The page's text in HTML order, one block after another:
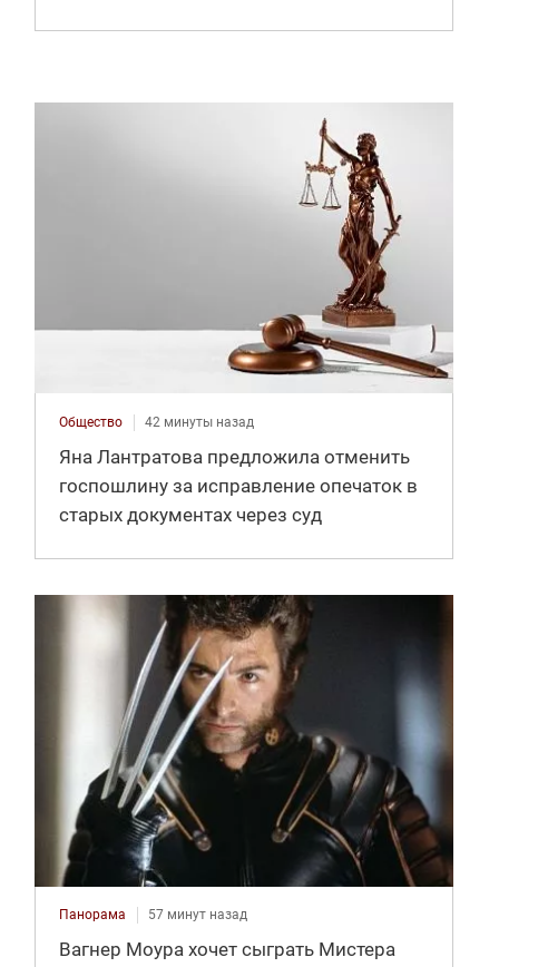
Общество 42 минуты назад
Яна Лантратова предложила отменить
госпошлину за исправление опечаток в
старых документах через суд
Панорама 57 минут назад
Вагнер Моура хочет сыграть Мистера